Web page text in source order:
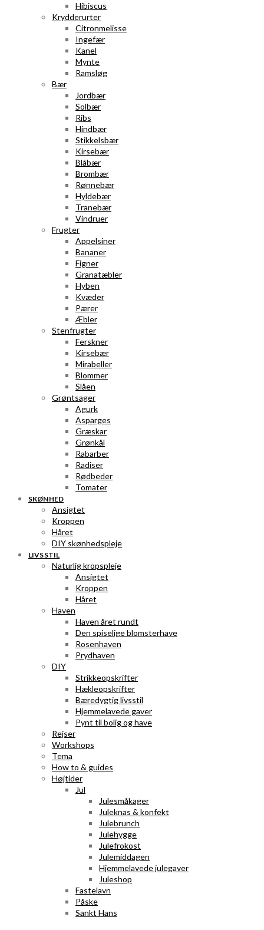
Hibiscus
Krydderurter
Citronmelisse
Ingefær
Kanel
Mynte
Ramsløg
Bær
Jordbær
Solbær
Ribs
Hindbær
Stikkelsbær
Kirsebær
Blåbær
Brombær
Rønnebær
Hyldebær
Tranebær
Vindruer
Frugter
Appelsiner
Bananer
Figner
Granatæbler
Hyben
Kvæder
Pærer
Æbler
Stenfrugter
Ferskner
Kirsebær
Mirabeller
Blommer
Slåen
Grøntsager
Agurk
Asparges
Græskar
Grønkål
Rabarber
Radiser
Rødbeder
Tomater
SKØNHED
Ansigtet
Kroppen
Håret
DIY skønhedspleje
LIVSSTIL
Naturlig kropspleje
Ansigtet
Kroppen
Håret
Haven
Haven året rundt
Den spiselige blomsterhave
Rosenhaven
Prydhaven
DIY
Strikkeopskrifter
Hækleopskrifter
Bæredygtig livsstil
Hjemmelavede gaver
Pynt til bolig og have
Rejser
Workshops
Tema
How to & guides
Højtider
Jul
Julesmåkager
Juleknas & konfekt
Julebrunch
Julehygge
Julefrokost
Julemiddagen
Hjemmelavede julegaver
Juleshop
Fastelavn
Påske
Sankt Hans